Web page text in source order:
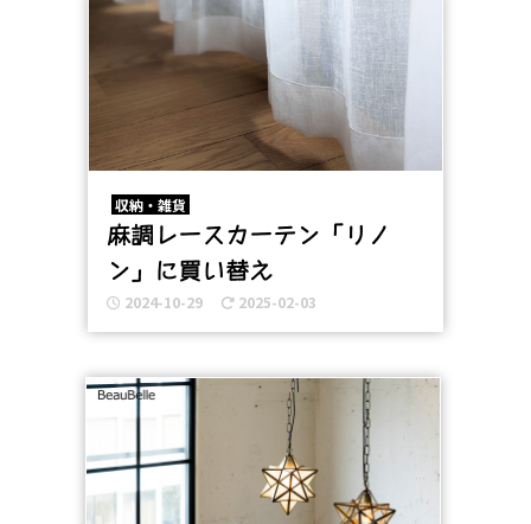
収納・雑貨
麻調レースカーテン「リノ
ン」に買い替え
2024-10-29 2025-02-03